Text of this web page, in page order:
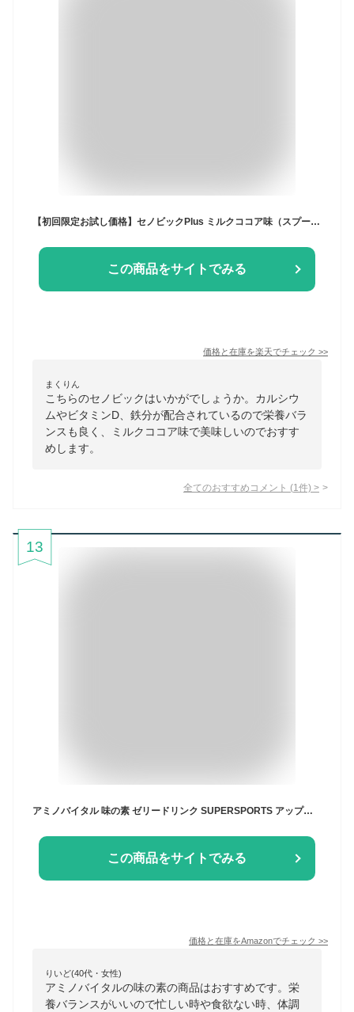
【初回限定お試し価格】セノビックPlus ミルクココア味（スプーン付き）ロート製薬公式 成長期応援飲料 180g×1袋 約15日分 栄養機能食品 (カルシウム・ビタミンD・鉄) 子供 栄養ドリンク こども 鉄分補給 キッズ 栄養補給 健康 栄養補助 健康飲料 骨 粉末飲料 牛乳
この商品をサイトでみる
価格と在庫を楽天でチェック >>
まくりん
こちらのセノビックはいかがでしょうか。カルシウ
ムやビタミンD、鉄分が配合されているので栄養バラ
ンスも良く、ミルクココア味で美味しいのでおすす
めします。
全てのおすすめコメント (1 件) >
13
アミノバイタル 味の素 ゼリードリンク SUPERSPORTS アップル味 100g×6個 アミノ酸 3000mg クエン酸 1200mg BCAA 栄養補給
この商品をサイトでみる
価格と在庫をAmazonでチェック >>
りいど(40代・女性)
アミノバイタルの味の素の商品はおすすめです。栄
養バランスがいいので忙しい時や食欲ない時、体調